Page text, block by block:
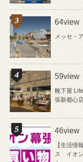
64view
メッセ・
59view
靴下屋
張新都心
46view
【生活情
ス イオン